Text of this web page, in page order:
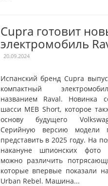
Cupra готовит
электромобиль
20.09.2024
Испанский бренд Cupra
компактный
названием Raval. Новинка
шасси MEB Short, которое
основу будущего
Серийную версию модели
представить в 2025 году. На
накануне шпионских фото
можно различить
которые впервые показали
Urban Rebel. Машина...